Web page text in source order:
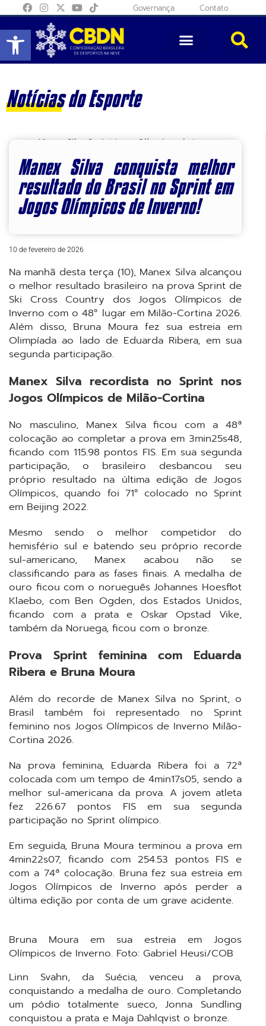
Abrir a barra de ferramentas
Governança Contato
Notícias do Esporte
Manex Silva conquista melhor
resultado do Brasil no Sprint em
Jogos Olímpicos de Inverno!
10 de fevereiro de 2026
Na manhã desta terça (10), Manex Silva alcançou
o melhor resultado brasileiro na prova Sprint de
Ski Cross Country dos Jogos Olímpicos de
Inverno com o 48° lugar em Milão-Cortina 2026.
Além disso, Bruna Moura fez sua estreia em
Olimpíada ao lado de Eduarda Ribera, em sua
segunda participação.
Manex Silva recordista no Sprint nos
Jogos Olímpicos de Milão-Cortina
No masculino, Manex Silva ficou com a 48ª
colocação ao completar a prova em 3min25s48,
ficando com 115.98 pontos FIS. Em sua segunda
participação, o brasileiro desbancou seu
próprio resultado na última edição de Jogos
Olímpicos, quando foi 71° colocado no Sprint
em Beijing 2022.
Mesmo sendo o melhor competidor do
hemisfério sul e batendo seu próprio recorde
sul-americano, Manex acabou não se
classificando para as fases finais. A medalha de
ouro ficou com o norueguês Johannes Hoesflot
Klaebo, com Ben Ogden, dos Estados Unidos,
ficando com a prata e Oskar Opstad Vike,
também da Noruega, ficou com o bronze.
Prova Sprint feminina com Eduarda
Ribera e Bruna Moura
Além do recorde de Manex Silva no Sprint, o
Brasil também foi representado no Sprint
feminino nos Jogos Olímpicos de Inverno Milão-
Cortina 2026.
Na prova feminina, Eduarda Ribera foi a 72ª
colocada com um tempo de 4min17s05, sendo a
melhor sul-americana da prova. A jovem atleta
fez 226.67 pontos FIS em sua segunda
participação no Sprint olímpico.
Em seguida, Bruna Moura terminou a prova em
4min22s07, ficando com 254.53 pontos FIS e
com a 74ª colocação. Bruna fez sua estreia em
Jogos Olímpicos de Inverno após perder a
última edição por conta de um grave acidente.
Bruna Moura em sua estreia em Jogos
Olímpicos de Inverno. Foto: Gabriel Heusi/COB
Linn Svahn, da Suécia, venceu a prova,
conquistando a medalha de ouro. Completando
um pódio totalmente sueco, Jonna Sundling
conquistou a prata e Maja Dahlqvist o bronze.